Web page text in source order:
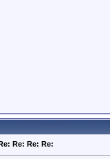
Re: Re: Re: